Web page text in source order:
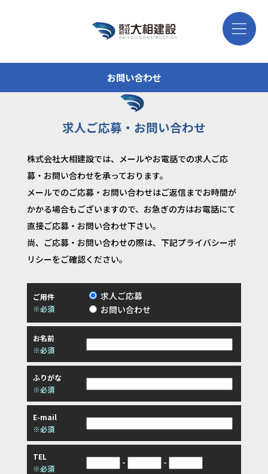
お問い合わせ
求人ご応募・お問い合わせ
株式会社大相建設では、メールやお電話での求人ご応
募・お問い合わせを承っております。
メールでのご応募・お問い合わせはご返信までお時間が
かかる場合もございますので、お急ぎの方はお電話にて
直接ご応募・お問い合わせ下さい。
尚、ご応募・お問い合わせの際は、下記プライバシーポ
リシーをご確認ください。
ご用件
※必須
求人ご応募
お問い合わせ
お名前
※必須
ふりがな
※必須
E-mail
※必須
TEL
※必須
- -